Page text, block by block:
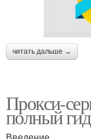
читать дальше →
Прокси-
полный